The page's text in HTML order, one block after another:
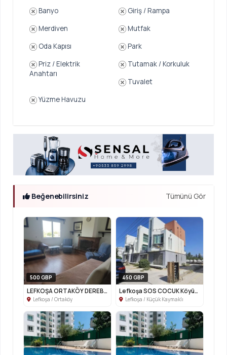
Banyo
Giriş / Rampa
Merdiven
Mutfak
Oda Kapısı
Park
Priz / Elektrik
Anahtarı
Tutamak / Korkuluk
Tuvalet
Yüzme Havuzu
Beğenebilirsiniz Tümünü Gör
500 GBP
LEFKOŞA ORTAKÖY DEREBOYU BÖLGESİNDE Kİ...
Lefkoşa / Ortaköy
450 GBP
Lefkoşa SOS COCUK Köyünün orda 1+1 Dub...
Lefkoşa / Küçük Kaymaklı